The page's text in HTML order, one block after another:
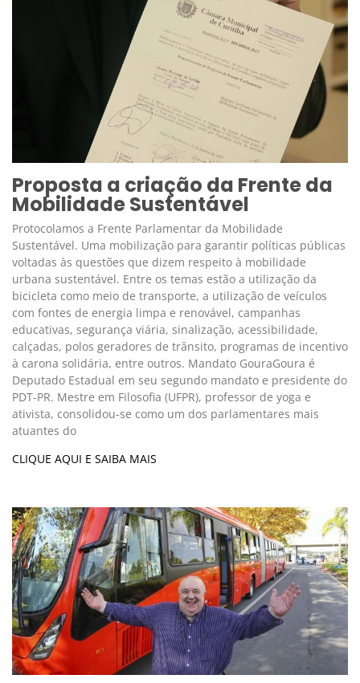
Proposta a criação da Frente da
Mobilidade Sustentável
Protocolamos a Frente Parlamentar da Mobilidade
Sustentável. Uma mobilização para garantir políticas públicas
voltadas às questões que dizem respeito à mobilidade
urbana sustentável. Entre os temas estão a utilização da
bicicleta como meio de transporte, a utilização de veículos
com fontes de energia limpa e renovável, campanhas
educativas, segurança viária, sinalização, acessibilidade,
calçadas, polos geradores de trânsito, programas de incentivo
à carona solidária, entre outros. Mandato GouraGoura é
Deputado Estadual em seu segundo mandato e presidente do
PDT-PR. Mestre em Filosofia (UFPR), professor de yoga e
ativista, consolidou-se como um dos parlamentares mais
atuantes do
CLIQUE AQUI E SAIBA MAIS